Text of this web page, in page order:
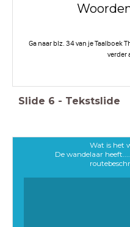
Ga naar blz. 34 van je Taalboek
verder
Slide 6 - Tekstslide
Wat is het
De wandelaar